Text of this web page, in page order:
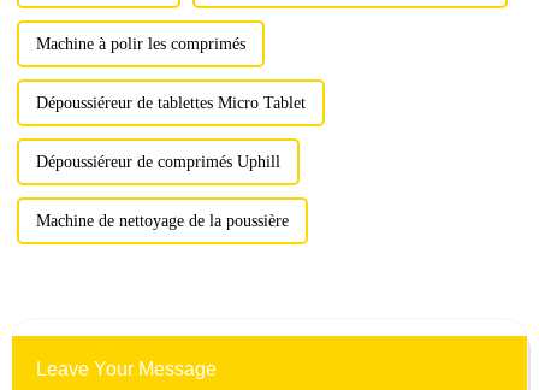
Machine à polir les comprimés
Dépoussiéreur de tablettes Micro Tablet
Dépoussiéreur de comprimés Uphill
Machine de nettoyage de la poussière
Leave Your Message